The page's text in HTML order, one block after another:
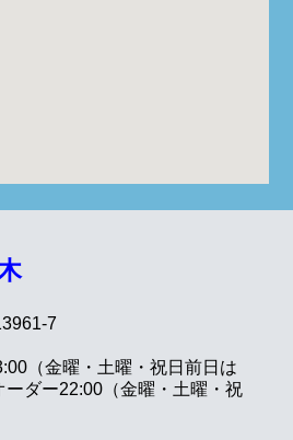
7
:00（金曜・土曜・祝日前日は
ーダー22:00（金曜・土曜・祝